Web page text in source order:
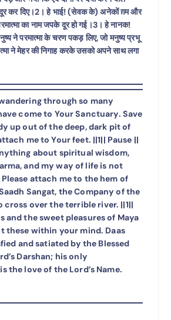
दूर कर दिए।2। हे भाई! (सेवक के) अनेकों ग़म और
का नाम जपके दूर हो गई।3। हे नानक!
ने परमात्मा के चरण पकड़ लिए, जो मनुष्य प्रभू
ने मेहर की निगाह करके उसको अपने साथ लगा
through so many
come to Your Sanctuary. Save
up out of the deep, dark pit of
me to Your feet. ||1|| Pause ||
about spiritual wisdom,
and my way of life is not
attach me to the hem of
Sangat, the Company of the
cross over the terrible river. ||1||
and the sweet pleasures of Maya
these within your mind. Daas
and satiated by the Blessed
Darshan; his only
the love of the Lord’s Name.